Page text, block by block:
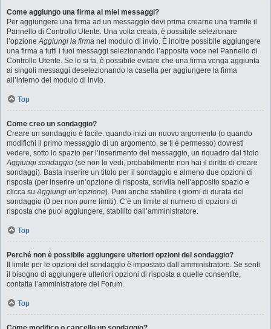
Come aggiungo una firma ai miei messaggi?
Per aggiungere una firma ad un messaggio devi prima crearne una tramite il
Pannello di Controllo Utente. Una volta creata, è possibile selezionare
l’opzioneAggiungi la firma nel modulo di invio. È inoltre possibile aggiungere
una firma a tutti i tuoi messaggi selezionando l’apposita voce nel Pannello di
Controllo Utente. Se lo si fa, è possibile evitare che una firma venga aggiunta
ai singoli messaggi deselezionando la casella per aggiungere la firma
all’interno del modulo di invio.
Top
Come creo un sondaggio?
Creare un sondaggio è facile: quando inizi un nuovo argomento (o quando
modifichi il primo messaggio di un argomento, se ti è permesso) dovresti
vedere, sotto lo spazio per l’inserimento del messaggio, un riquadro dal titolo
Aggiungi sondaggio (se non lo vedi, probabilmente non hai il diritto di creare
sondaggi). Basta inserire un titolo per il sondaggio e almeno due opzioni di
risposta (per inserire un’opzione di risposta, scrivila nell’apposito spazio e
clicca suAggiungi un’opzione). Puoi anche stabilire i giorni di durata del
sondaggio (0 per non porre limiti). C’è un limite al numero di opzioni di
risposta che puoi aggiungere, stabilito dall’amministratore.
Top
Perché non è possibile aggiungere ulteriori opzioni del sondaggio?
Il limite per le opzioni del sondaggio è impostato dall’amministratore. Se senti
il bisogno di aggiungere ulteriori opzioni di risposta a quelle consentite,
contatta l’amministratore del Forum.
Top